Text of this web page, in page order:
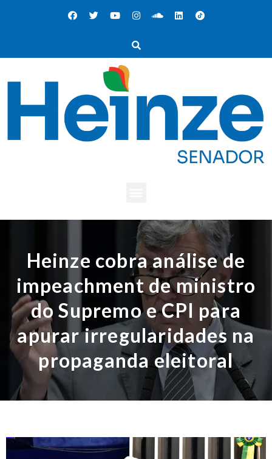
Heinze cobra análise de
impeachment de ministro
do Supremo e CPI para
apurar irregularidades na
propaganda eleitoral